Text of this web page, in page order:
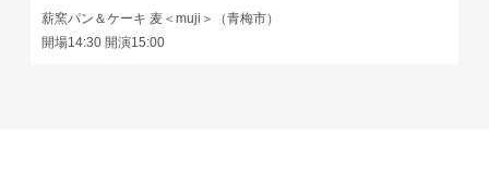
薪窯パン＆ケーキ 麦＜muji＞（青梅市）
開場14:30 開演15:00